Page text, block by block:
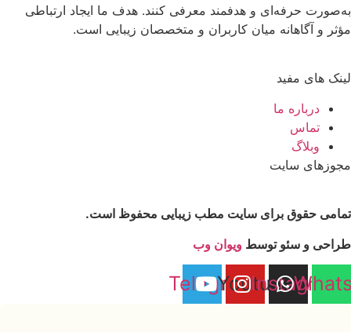
به‌صورت حرفه‌ای و هدفمند معرفی کنند. هدف ما ایجاد ارتباطی
مؤثر و آگاهانه میان کاربران و متخصصان زیبایی است.
لینک های مفید
درباره ما
تماس
وبلاگ
مجوزهای سایت
تمامی حقوق برای سایت مطب زیبایی محفوظ است.
طراحی و سئو توسط ویوان وب
Instagram
Youtube
Telegram